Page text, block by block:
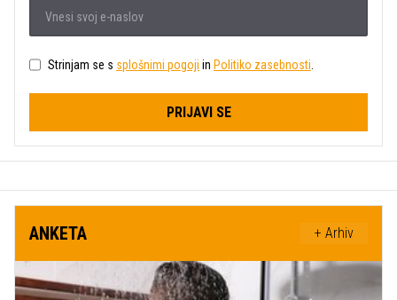
Strinjam se s splošnimi pogoji in Politiko zasebnosti
PRIJAVI SE
ANKETA + Arhiv